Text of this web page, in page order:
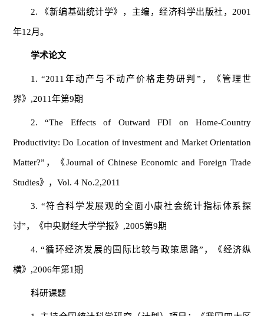
2. 《新编基础统计学》，主编，经济科学出版社，2001
年12月。
学术论文
1. “2011年动产与不动产价格走势研判”，《管理世
界》,2011年第9期
2. “The Effects of Outward FDI on Home-Country
Productivity: Do Location of investment and Market Orientation
Matter?”，《Journal of Chinese Economic and Foreign Trade
Studies》，Vol. 4 No.2,2011
3. “符合科学发展观的全面小康社会统计指标体系探
讨”，《中央财经大学学报》,2005第9期
4. “循环经济发展的国际比较与政策思路”，《经济纵
横》,2006年第1期
科研课题